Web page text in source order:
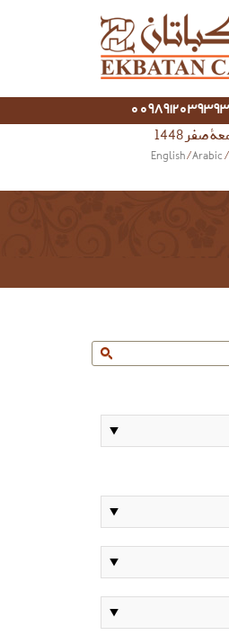
صفر 1448
English/ Arabic /